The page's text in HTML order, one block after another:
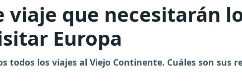
viaje que necesitarán
Europa
todos los viajes al Viejo Continente. Cuáles son sus